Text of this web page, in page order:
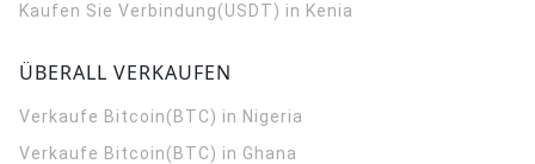
Kaufen Sie Verbindung(USDT) in Kenia
ÜBERALL VERKAUFEN
Verkaufe Bitcoin(BTC) in Nigeria
Verkaufe Bitcoin(BTC) in Ghana